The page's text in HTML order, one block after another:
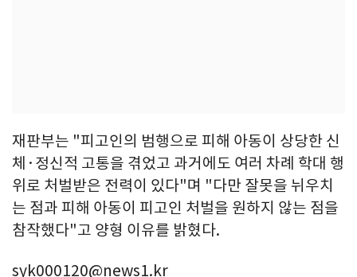
재판부는 "피고인의 범행으로 피해 아동이 상당한 신
체·정신적 고통을 겪었고 과거에도 여러 차례 학대 행
위로 처벌받은 전력이 있다"며 "다만 잘못을 뉘우치
는 점과 피해 아동이 피고인 처벌을 원하지 않는 점을
참작했다"고 양형 이유를 밝혔다.
syk000120@news1.kr